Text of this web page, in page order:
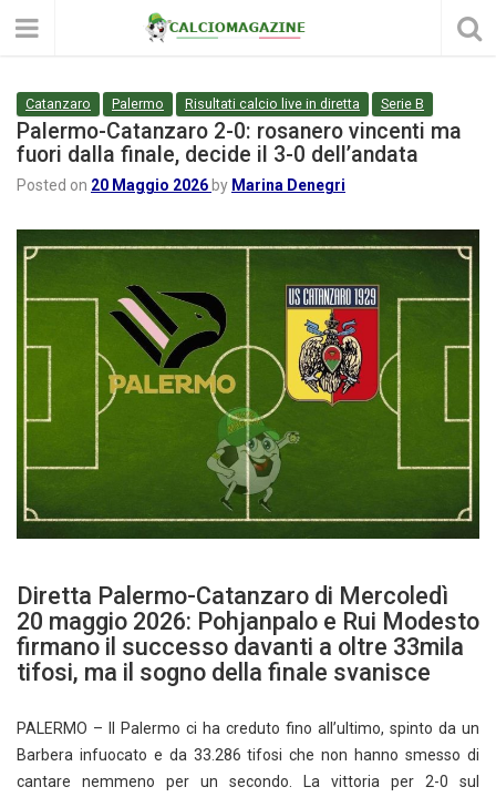
Catanzaro Palermo Risultati calcio live in diretta Serie B
Palermo-Catanzaro 2-0: rosanero vincenti ma
fuori dalla finale, decide il 3-0 dell’andata
Posted on 20 Maggio 2026 by Marina Denegri
Diretta Palermo-Catanzaro di Mercoledì
20 maggio 2026: Pohjanpalo e Rui Modesto
firmano il successo davanti a oltre 33mila
tifosi, ma il sogno della finale svanisce
PALERMO – Il Palermo ci ha creduto fino all’ultimo, spinto da un
Barbera infuocato e da 33.286 tifosi che non hanno smesso di
cantare nemmeno per un secondo. La vittoria per 2-0 sul